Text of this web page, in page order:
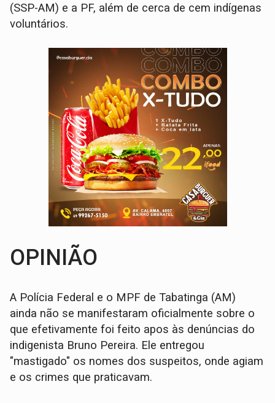
(SSP-AM) e a PF, além de cerca de cem indígenas
voluntários.
OPINIÃO
A Polícia Federal e o MPF de Tabatinga (AM)
ainda não se manifestaram oficialmente sobre o
que efetivamente foi feito apos às denúncias do
indigenista Bruno Pereira. Ele entregou
"mastigado" os nomes dos suspeitos, onde agiam
e os crimes que praticavam.